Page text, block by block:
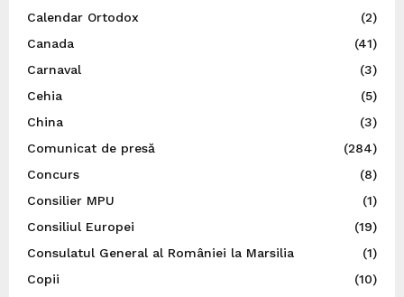
Calendar Ortodox
(2)
Canada
(41)
Carnaval
(3)
Cehia
(5)
China
(3)
Comunicat de presă
(284)
Concurs
(8)
Consilier MPU
(1)
Consiliul Europei
(19)
Consulatul General al României la Marsilia
(1)
Copii
(10)